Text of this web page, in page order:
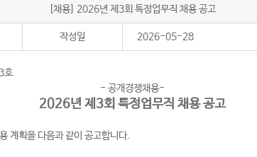
[채용] 2026년 제3회 특정업무직 채용 공고
작성일 2026-05-28
호
- 공개경쟁채용-
2026년 제3회 특정업무직 채용 공고
계획을 다음과 같이 공고합니다.